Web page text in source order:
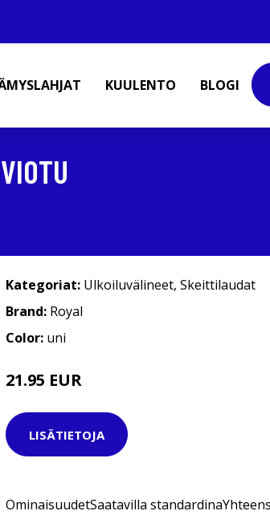
KUULENTO BLOGI
Kategoriat: Ulkoiluvälineet, Skeittilaudat
Brand: Royal
Color: uni
21.95 EUR
LISÄTIETOJA
OminaisuudetSaatavilla